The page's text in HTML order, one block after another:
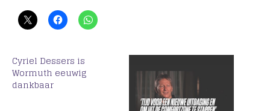
Cyriel Dessers is
Wormuth eeuwig
dankbaar